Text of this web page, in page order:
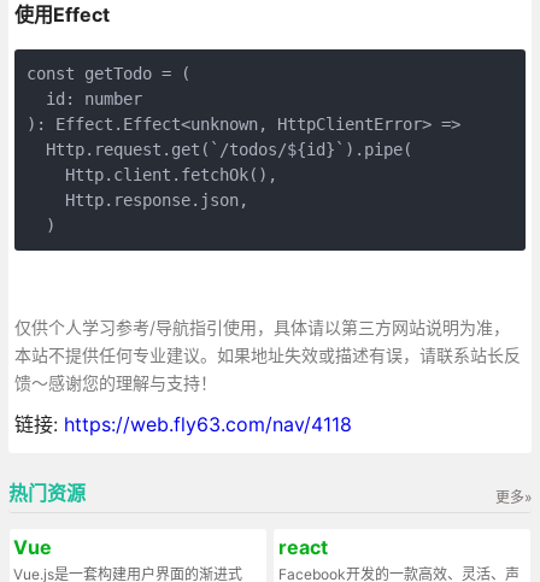
使用Effect
const getTodo = (
  id: number
): Effect.Effect<unknown, HttpClientError> =>
  Http.request.get(`/todos/${id}`).pipe(
    Http.client.fetchOk(),
    Http.response.json,
  )
仅供个人学习参考/导航指引使用，具体请以第三方网站说明为准，
本站不提供任何专业建议。如果地址失效或描述有误，请联系站长反
馈～感谢您的理解与支持！
链接: https://web.fly63.com/nav/4118
更多»
热门资源
Vue
Vue.js是一套构建用户界面的渐进式
react
Facebook开发的一款高效、灵活、声